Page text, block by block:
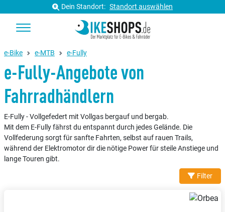
Dein Standort: Standort auswählen
e-Bike e-MTB e-Fully
e-Fully-Angebote von
Fahrradhändlern
E-Fully - Vollgefedert mit Vollgas bergauf und bergab.
Mit dem E-Fully fährst du entspannt durch jedes Gelände. Die
Vollfederung sorgt für sanfte Fahrten, selbst auf rauen Trails,
während der Elektromotor dir die nötige Power für steile Anstiege und
lange Touren gibt.
Filter